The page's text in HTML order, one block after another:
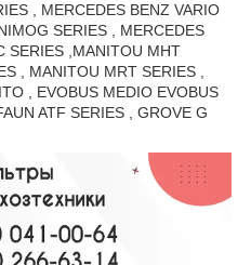
, MERCEDES BENZ VARIO
SERIES , MERCEDES
SERIES ,MANITOU MHT
, MANITOU MRT SERIES ,
, EVOBUS MEDIO EVOBUS
ATF SERIES , GROVE G